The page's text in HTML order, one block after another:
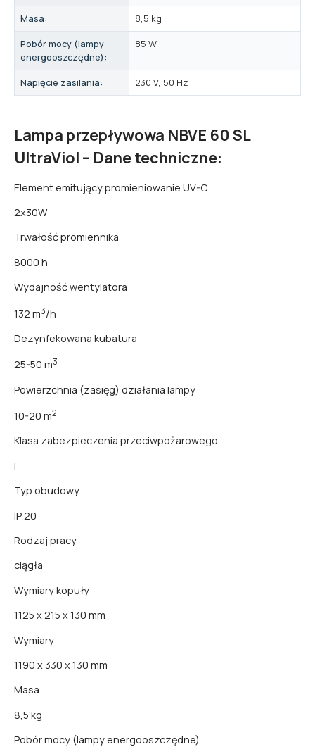
Masa:
8,5 kg
Pobór mocy (lampy
energooszczędne):
85 W
Napięcie zasilania: 230 V, 50 Hz
Lampa przepływowa NBVE 60 SL
UltraViol – Dane techniczne:
Element emitujący promieniowanie UV-C
2x30W
Trwałość promiennika
8000 h
Wydajność wentylatora
132 m3/h
Dezynfekowana kubatura
25-50 m3
Powierzchnia (zasięg) działania lampy
10-20 m2
Klasa zabezpieczenia przeciwpożarowego
I
Typ obudowy
IP 20
Rodzaj pracy
ciągła
Wymiary kopuły
1125 x 215 x 130 mm
Wymiary
1190 x 330 x 130 mm
Masa
8,5 kg
Pobór mocy (lampy energooszczędne)